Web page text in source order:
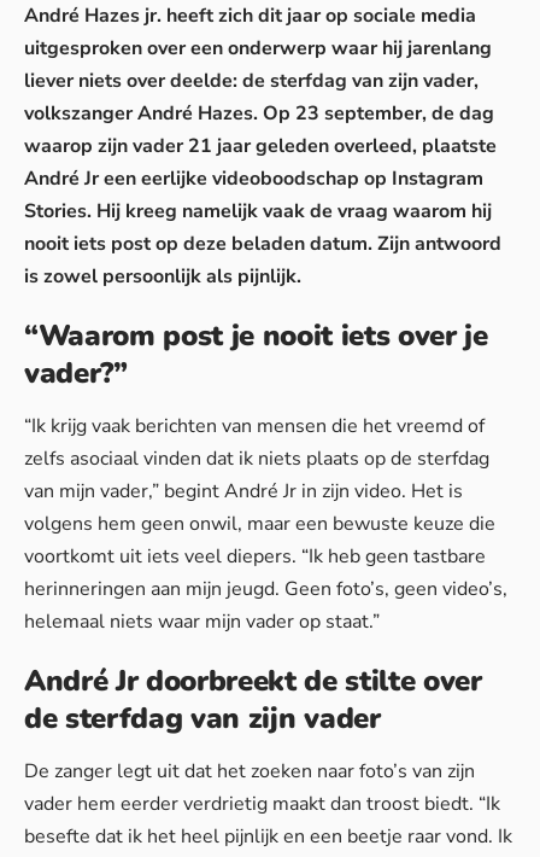
André Hazes jr. heeft zich dit jaar op sociale media
uitgesproken over een onderwerp waar hij jarenlang
liever niets over deelde: de sterfdag van zijn vader,
volkszanger André Hazes. Op 23 september, de dag
waarop zijn vader 21 jaar geleden overleed, plaatste
André Jreen eerlijke videoboodschap op Instagram
Stories. Hij kreeg namelijk vaak de vraag waarom hij
nooit iets post op deze beladen datum. Zijn antwoord
is zowel persoonlijk als pijnlijk.
“Waarom post je nooit iets over je
vader?”
“Ik krijg vaak berichten van mensen die het vreemd of
zelfs asociaal vinden dat ik niets plaats op de sterfdag
van mijn vader,” begint André Jr in zijn video. Het is
volgens hem geen onwil, maar een bewuste keuze die
voortkomt uit iets veel diepers. “Ik heb geen tastbare
herinneringen aan mijn jeugd. Geen foto’s, geen video’s,
helemaal niets waar mijn vader op staat.”
André Jr doorbreekt de stilte over
de sterfdag van zijn vader
De zanger legt uit dat het zoeken naar foto’s van zijn
vader hem eerder verdrietig maakt dan troost biedt. “Ik
besefte dat ik het heel pijnlijk en een beetje raar vond. Ik